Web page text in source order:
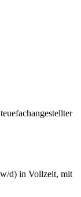
d) in Vollzeit, mit